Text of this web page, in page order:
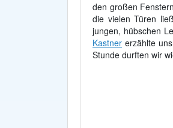
den großen
die vielen Türen
jungen, hübschen
Kastner erzählte
Stunde durften wir